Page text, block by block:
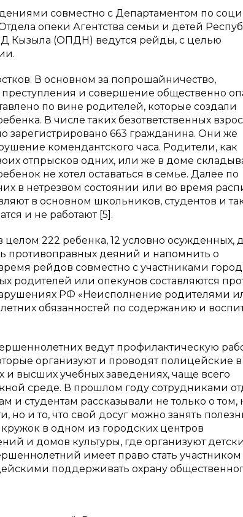
совместно с Департаментом по
опеки Агентства семьи и детей
Кызыла (ОПДН) ведутся рейды, с целью
В основном за попрошайничество,
и совершение общественно
по вине родителей, которые создали
В числе таких безответственных
663 гражданина. Они же
комендантского часа. Родители, как
отпрысков одних, или же в доме
не хотел оставаться в семье. Далее по
в нетрезвом состоянии или во время
в основном школьников, студентов и
и не работают [5].
222 ребенка, 12 условно осужденных,
противоправных деяний и напомнить о
рейдов совместно с участниками
родителей или опекунов составляются
РФ «Неисполнение родителями
обязанностей по содержанию и
ведут профилактическую
организуют и проводят полицейские в
высших учебных заведениях, чаще всего
среде. В прошлом году сотрудниками
и студентам рассказывали не только о том,
но и то, что свой досуг можно занять
в одном из городских центров
и домов культуры, где организуют
имеет право стать участником
поддерживать охрану